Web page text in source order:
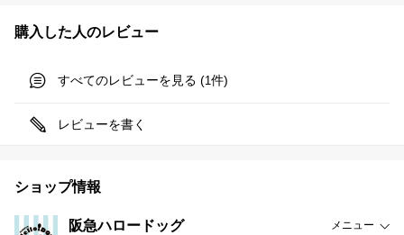
購入した人のレビュー
すべてのレビューを見る (1件)
レビューを書く
ショップ情報
阪急ハロードッグ メニュー